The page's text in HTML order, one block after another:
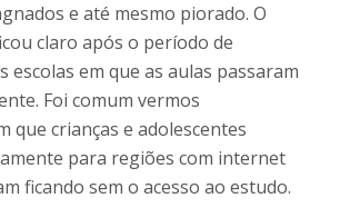
e até mesmo piorado. O
claro após o período de
escolas em que as aulas passaram
Foi comum vermos
que crianças e adolescentes
para regiões com internet
ficando sem o acesso ao estudo.